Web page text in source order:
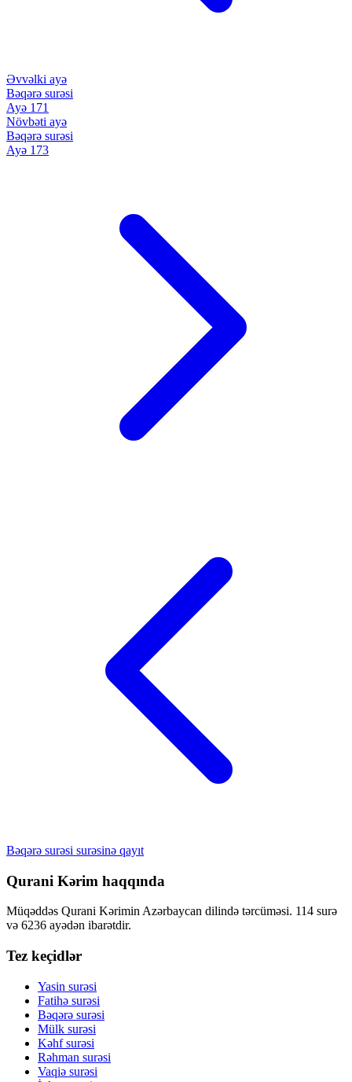
Əvvəlki ayə
Bəqərə surəsi
Ayə 171
Növbəti ayə
Bəqərə surəsi
Ayə 173
Bəqərə surəsi surəsinə qayıt
Qurani Kərim haqqında
Müqəddəs Qurani Kərimin Azərbaycan dilində tərcüməsi. 114 surə
və 6236 ayədən ibarətdir.
Tez keçidlər
Yasin surəsi
Fatihə surəsi
Bəqərə surəsi
Mülk surəsi
Kəhf surəsi
Rəhman surəsi
Vaqiə surəsi